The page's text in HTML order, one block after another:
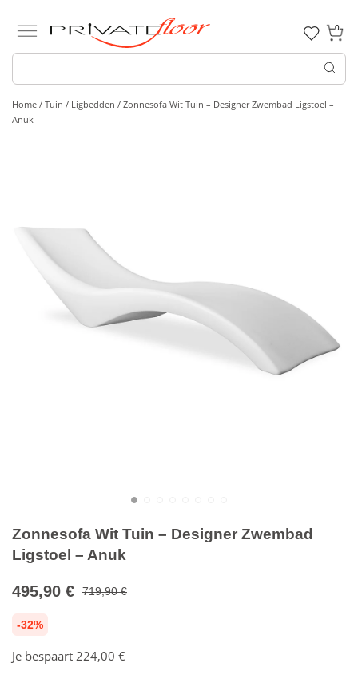
0
Home / Tuin / Ligbedden / Zonnesofa Wit Tuin – Designer Zwembad Ligstoel –
Anuk
Zonnesofa Wit Tuin – Designer Zwembad
Ligstoel – Anuk
495,90 € 719,90 €
-32%
Je bespaart 224,00 €